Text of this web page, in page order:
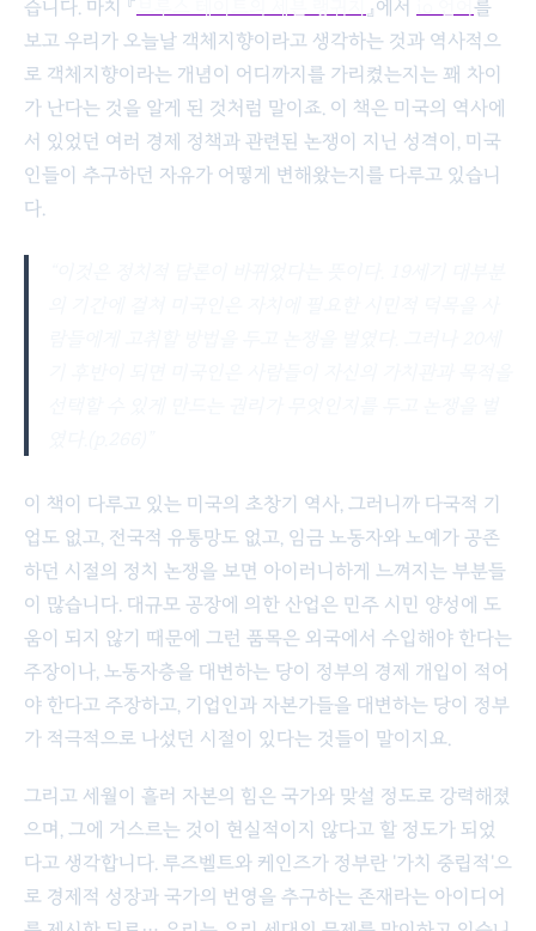
습니다. 마치 『
』에서
를
보고 우리가 오늘날 객체지향이라고 생각하는 것과 역사적으
로 객체지향이라는 개념이 어디까지를 가리켰는지는 꽤 차이
가 난다는 것을 알게 된 것처럼 말이죠. 이 책은 미국의 역사에
서 있었던 여러 경제 정책과 관련된 논쟁이 지닌 성격이, 미국
인들이 추구하던 자유가 어떻게 변해왔는지를 다루고 있습니
다.
이 책이 다루고 있는 미국의 초창기 역사, 그러니까 다국적 기
업도 없고, 전국적 유통망도 없고, 임금 노동자와 노예가 공존
하던 시절의 정치 논쟁을 보면 아이러니하게 느껴지는 부분들
이 많습니다. 대규모 공장에 의한 산업은 민주 시민 양성에 도
움이 되지 않기 때문에 그런 품목은 외국에서 수입해야 한다는
주장이나, 노동자층을 대변하는 당이 정부의 경제 개입이 적어
야 한다고 주장하고, 기업인과 자본가들을 대변하는 당이 정부
가 적극적으로 나섰던 시절이 있다는 것들이 말이지요.
그리고 세월이 흘러 자본의 힘은 국가와 맞설 정도로 강력해졌
으며, 그에 거스르는 것이 현실적이지 않다고 할 정도가 되었
다고 생각합니다. 루즈벨트와 케인즈가 정부란 '가치 중립적'으
로 경제적 성장과 국가의 번영을 추구하는 존재라는 아이디어